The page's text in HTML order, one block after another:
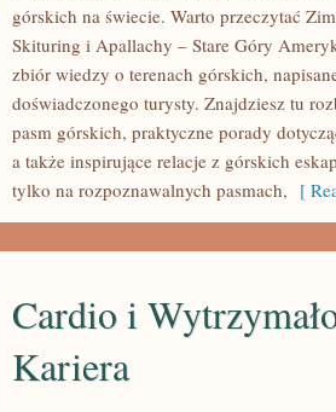
górskich na świecie. Warto przeczytać
Skituring i Apallachy – Stare Góry
zbiór wiedzy o terenach górskich,
doświadczonego turysty. Znajdziesz tu
pasm górskich, praktyczne porady
a także inspirujące relacje z górskich
tylko na rozpoznawalnych pasmach, [
Cardio i
Kariera